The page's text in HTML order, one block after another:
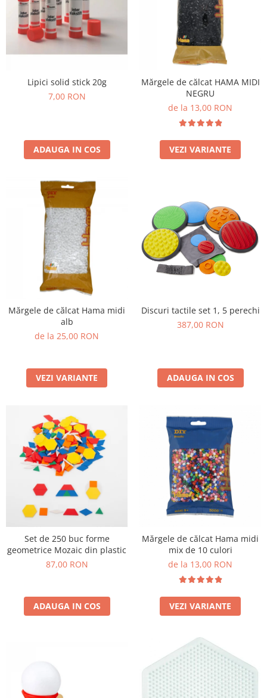
Vopsele
Biciclete si Triciclete
Biciclete VIKING
Biciclete Viking Challange
Triciclete
Camere Senzoriale
Amenajări camere senzoriale
Echipamente camere senzoriale
Oferte pentru Camere Senzoriale
Creativitate si indemanare
Cuburi și cărămizi
Instrumente muzicale
Jucarii de constructii
Dezvoltare cognitiva
Jocuri matematice
Jucării de sortare
Dezvoltare proprioceptiva
Dezvoltare vestibulara
Jucarii de echilibru
Mingi terapeutice
Module din burete
Motricitate fina
Motricitate grosiera
Recunoasterea formelor
Saltele
Trasee de motricitate
Wellness
Diverse jucarii educative
Figurine
Educatie inovativa
Anatomie
Lipici solid stick 20g
7,00 RON
ADAUGA IN COS
Mărgele de călcat HAMA MIDI
NEGRU
de la 13,00 RON
VEZI VARIANTE
Mărgele de călcat Hama midi
alb
de la 25,00 RON
VEZI VARIANTE
Discuri tactile set 1, 5 perechi
387,00 RON
ADAUGA IN COS
Set de 250 buc forme
geometrice Mozaic din plastic
87,00 RON
ADAUGA IN COS
Mărgele de călcat Hama midi
mix de 10 culori
de la 13,00 RON
VEZI VARIANTE